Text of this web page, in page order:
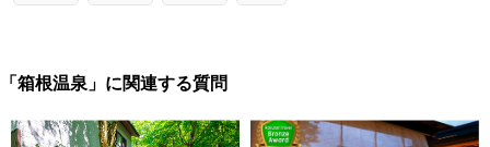
「箱根温泉」に関連する質問